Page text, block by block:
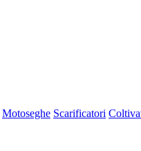
Motoseghe Scarificatori